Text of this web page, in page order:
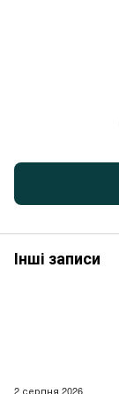
Інші записи
2 серпня 2026